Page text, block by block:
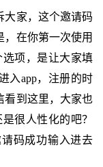
大家，这个邀请码
，在你第一次使用
选项，是让大家填
入app，注册的时
看到这里，大家也
很人性化的吧？
码成功输入进去